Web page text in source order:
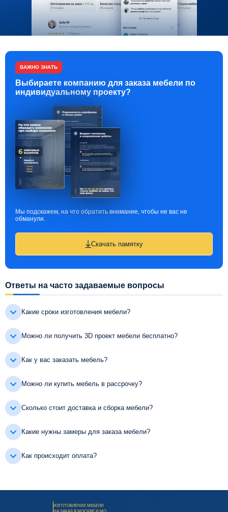
ВАЖНО ЗНАТЬ
Выбираете компанию для заказа мебели по
индивидуальному проекту?
Мы подскажем, на что обратить внимание, чтобы не вас не
обманули.
Скачать памятку
Ответы на часто задаваемые вопросы
Какие сроки изготовления мебели?
Можно ли получить 3D проект мебели бесплатно?
Как у вас заказать мебель?
Можно ли купить мебель в рассрочку?
Сколько стоит доставка и сборка мебели?
Какие нужны замеры для заказа мебели?
Как происходит оплата?
ИЗГОТОВЛЕНИЕ МЕБЕЛИ
НА ЗАКАЗ В МОСКВЕ И МО